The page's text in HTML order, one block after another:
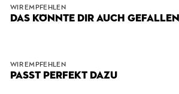
WIR EMPFEHLEN
DAS KÖNNTE DIR AUCH GEFALLEN
WIR EMPFEHLEN
PASST PERFEKT DAZU